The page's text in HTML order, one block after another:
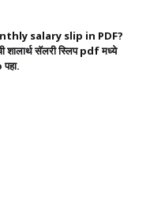
salary slip in PDF?
शालार्थ सॅलरी स्लिप pdf मध्ये